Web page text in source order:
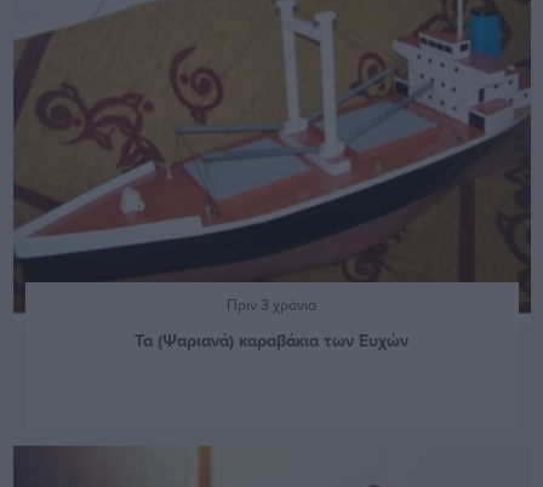
Πριν 3 χρόνια
Τα (Ψαριανά) καραβάκια των Ευχών